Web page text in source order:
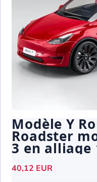
Modèle Y
Roadster
3 en alliage
pour enfants
40,12 EUR